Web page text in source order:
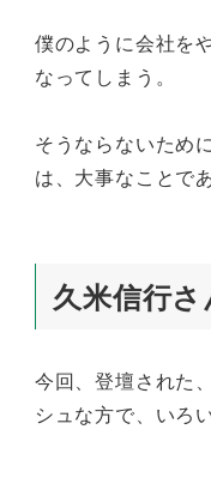
僕のように会社を
なってしまう。
そうならないため
は、大事なことで
久米信行さ
今回、登壇された
シュな方で、いろ